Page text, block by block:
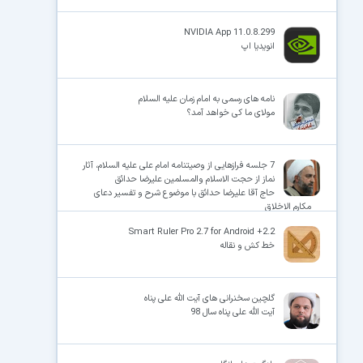
NVIDIA App 11.0.8.299
انویدیا اپ
نامه های رسمی به امام زمان علیه السلام
مولای ما کی خواهد آمد؟
7 جلسه فرازهایی از وصیتنامه امام علی علیه السلام، آثار
نماز از حجت الاسلام والمسلمین علیرضا حدائق
حاج آقا علیرضا حدائق با موضوع شرح و تفسیر دعای
مکارم الاخلاق
Smart Ruler Pro 2.7 for Android +2.2
خط کش و نقاله
گلچین سخنرانی های آیت الله علی پناه
آیت الله علی پناه سال 98